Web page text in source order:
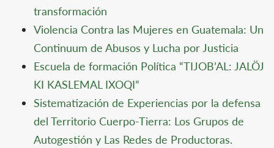
transformación
Violencia Contra las Mujeres en Guatemala: Un
Continuum de Abusos y Lucha por Justicia
Escuela de formación Política “TIJOB’AL: JALÖJ
KI KASLEMAL IXOQI”
Sistematización de Experiencias por la defensa
del Territorio Cuerpo-Tierra: Los Grupos de
Autogestión y Las Redes de Productoras.